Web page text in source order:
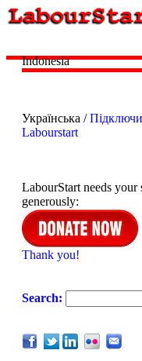
Indonesia
Українська /
Labourstart
LabourStart needs your
generously:
Thank you!
Search: